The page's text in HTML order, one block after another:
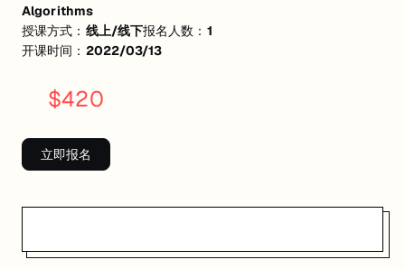
已有 1 名同学报名参加
关联大学:University of New South Wales
关联课程: COMP9024/COMP2521 Data Structures and Algorithms
Algorithms
授课方式： 线上/线下报名人数： 1
开课时间： 2022/03/13
$420
立即报名